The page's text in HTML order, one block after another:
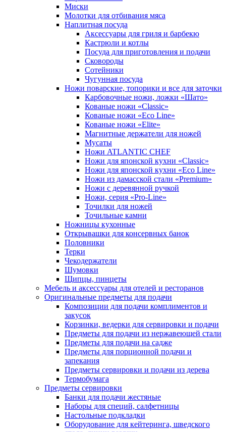
Миски
Молотки для отбивания мяса
Наплитная посуда
Аксессуары для гриля и барбекю
Кастрюли и котлы
Посуда для приготовления и подачи
Сковороды
Сотейники
Чугунная посуда
Ножи поварские, топорики и все для заточки
Карбовочные ножи, ложки «Шато»
Кованые ножи «Classic»
Кованые ножи «Eco Line»
Кованые ножи «Elite»
Магнитные держатели для ножей
Мусаты
Ножи ATLANTIC CHEF
Ножи для японской кухни «Classic»
Ножи для японской кухни «Eco Line»
Ножи из дамасской стали «Premium»
Ножи с деревянной ручкой
Ножи, серия «Pro-Line»
Точилки для ножей
Точильные камни
Ножницы кухонные
Открывашки для консервных банок
Половники
Терки
Чекодержатели
Шумовки
Щипцы, пинцеты
Мебель и аксессуары для отелей и ресторанов
Оригинальные предметы для подачи
Композиции для подачи комплиментов и
закусок
Корзинки, ведерки для сервировки и подачи
Предметы для подачи из нержавеющей стали
Предметы для подачи на садже
Предметы для порционной подачи и
запекания
Предметы сервировки и подачи из дерева
Термобумага
Предметы сервировки
Банки для подачи жестяные
Наборы для специй, салфетницы
Настольные подкладки
Оборудование для кейтеринга, шведского